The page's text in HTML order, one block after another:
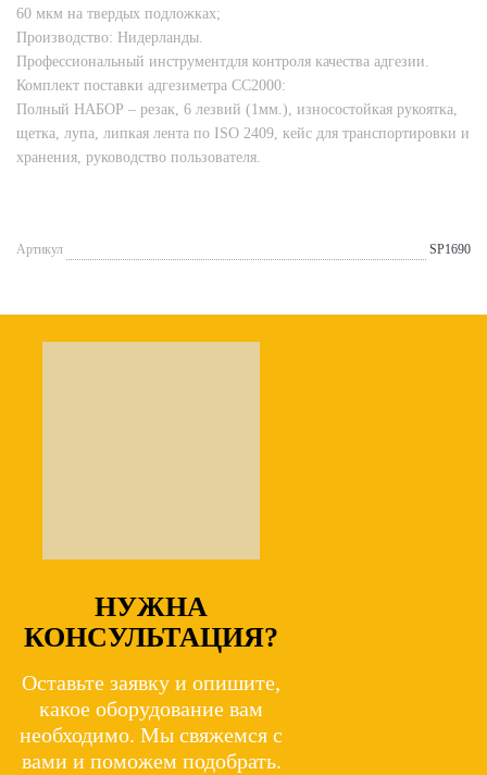
60 мкм на твердых подложках;
Производство: Нидерланды.
Профессиональный инструментдля контроля качества адгезии.
Комплект поставки адгезиметра CC2000:
Полный НАБОР – резак, 6 лезвий (1мм.), износостойкая рукоятка,
щетка, лупа, липкая лента по ISO 2409, кейс для транспортировки и
хранения, руководство пользователя.
Артикул SP1690
НУЖНА
КОНСУЛЬТАЦИЯ?
Оставьте заявку и опишите,
какое оборудование вам
необходимо. Мы свяжемся с
вами и поможем подобрать.